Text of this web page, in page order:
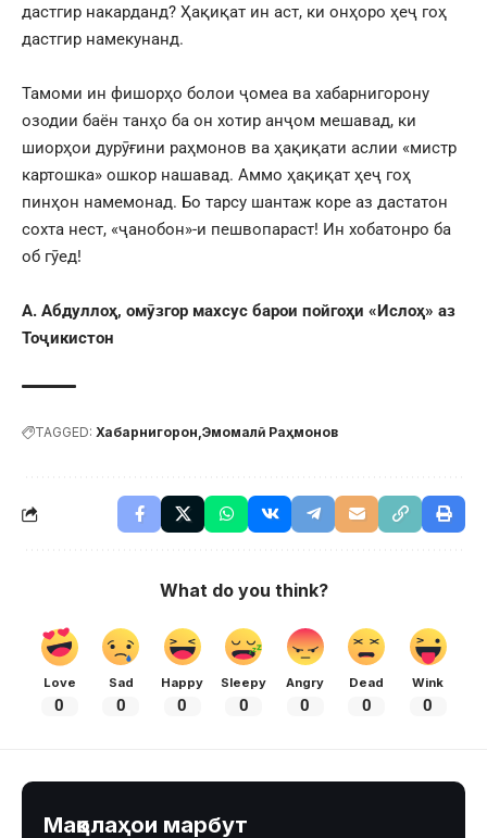
дастгир накарданд? Ҳақиқат ин аст, ки онҳоро ҳеҷ гоҳ
дастгир намекунанд.
Тамоми ин фишорҳо болои ҷомеа ва хабарнигорону
озодии баён танҳо ба он хотир анҷом мешавад, ки
шиорҳои дурӯғини раҳмонов ва ҳақиқати аслии «мистр
картошка» ошкор нашавад. Аммо ҳақиқат ҳеҷ гоҳ
пинҳон намемонад. Бо тарсу шантаж коре аз дастатон
сохта нест, «ҷанобон»-и пешвопараст! Ин хобатонро ба
об гӯед!
А. Абдуллоҳ, омӯзгор махсус барои пойгоҳи «Ислоҳ» аз
Тоҷикистон
TAGGED: Хабарнигорон Эмомалӣ Раҳмонов
What do you think?
Love
0
Sad
0
Happy
0
Sleepy
0
Angry
0
Dead
0
Wink
0
Мақолаҳои марбут